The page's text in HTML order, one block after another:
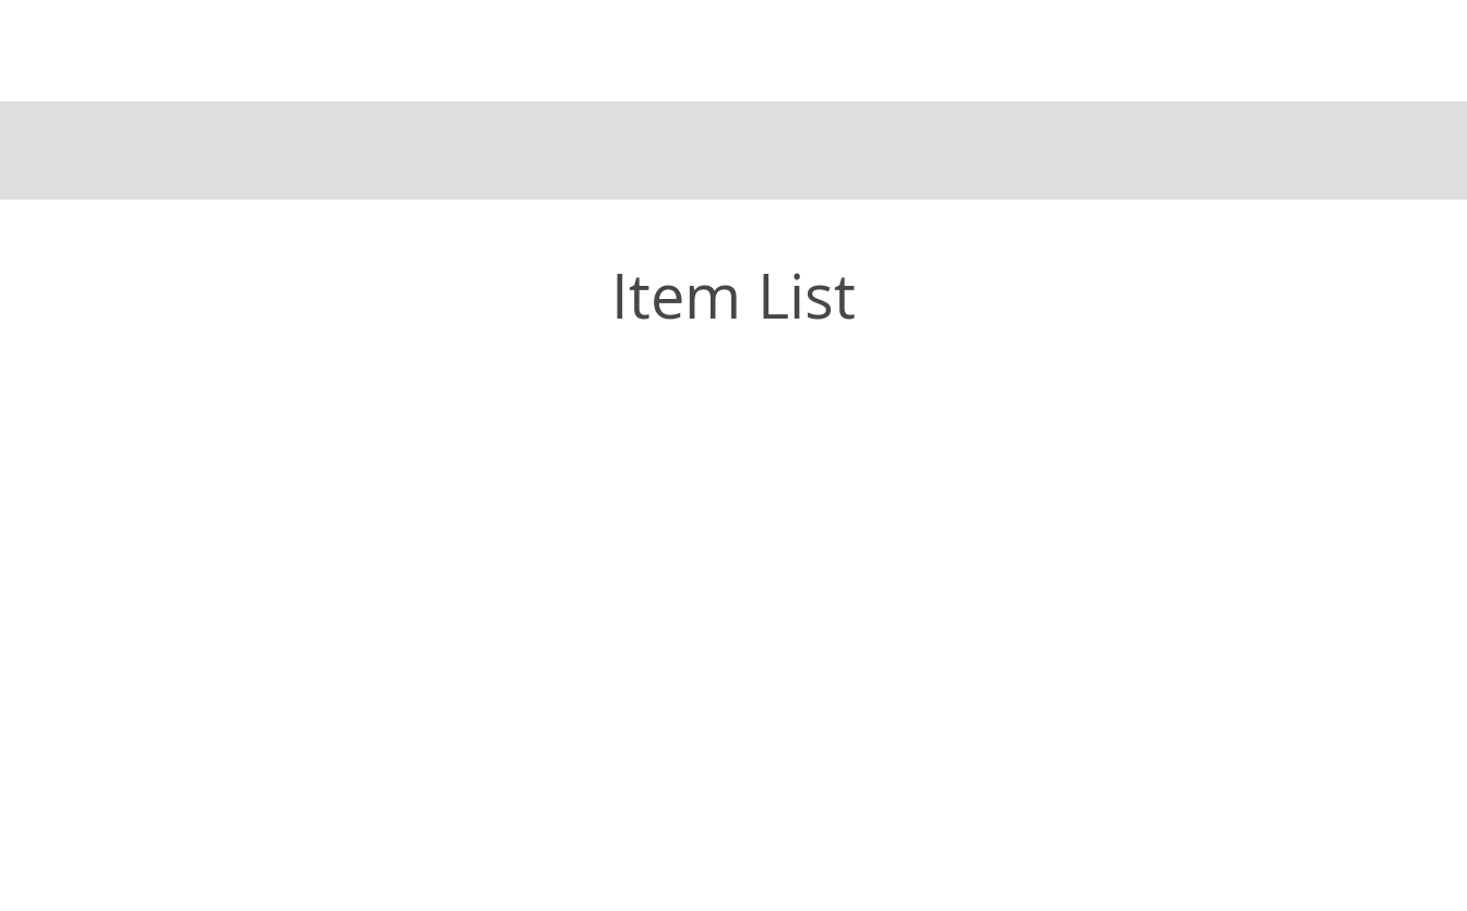
Item List